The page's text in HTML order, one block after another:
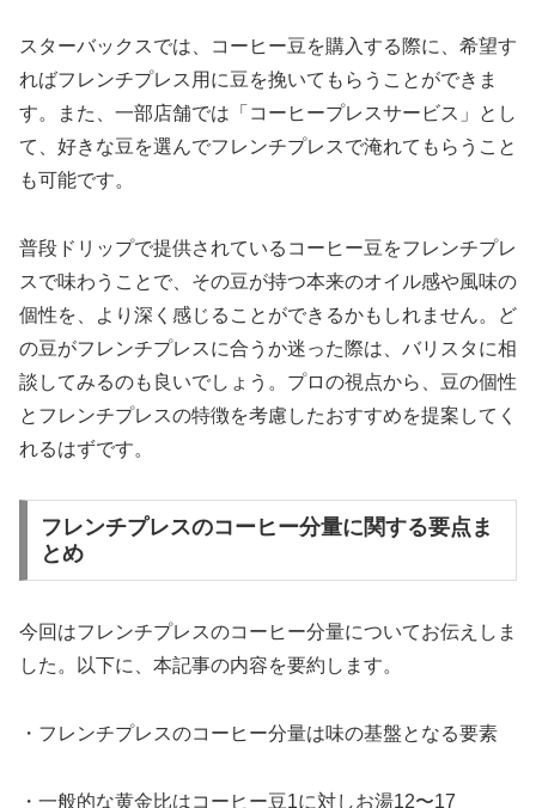
スターバックスでは、コーヒー豆を購入する際に、希望す
ればフレンチプレス用に豆を挽いてもらうことができま
す。また、一部店舗では「コーヒープレスサービス」とし
て、好きな豆を選んでフレンチプレスで淹れてもらうこと
も可能です。
普段ドリップで提供されているコーヒー豆をフレンチプレ
スで味わうことで、その豆が持つ本来のオイル感や風味の
個性を、より深く感じることができるかもしれません。ど
の豆がフレンチプレスに合うか迷った際は、バリスタに相
談してみるのも良いでしょう。プロの視点から、豆の個性
とフレンチプレスの特徴を考慮したおすすめを提案してく
れるはずです。
フレンチプレスのコーヒー分量に関する要点ま
とめ
今回はフレンチプレスのコーヒー分量についてお伝えしま
した。以下に、本記事の内容を要約します。
・フレンチプレスのコーヒー分量は味の基盤となる要素
・一般的な黄金比はコーヒー豆1に対しお湯12〜17